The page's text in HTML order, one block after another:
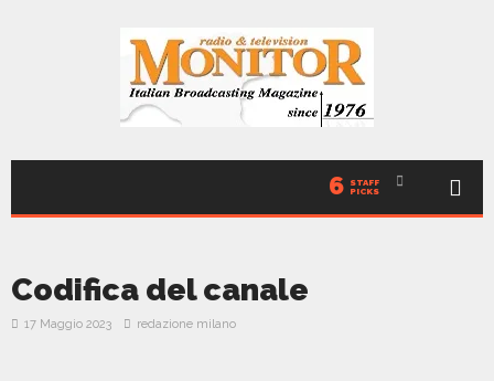
6 STAFF
PICKS
Codifica del canale
17 Maggio 2023 redazione milano